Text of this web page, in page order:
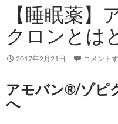
【睡眠薬
クロンとは
2017年2月21日 コメント
アモバン®/ゾピ
へ